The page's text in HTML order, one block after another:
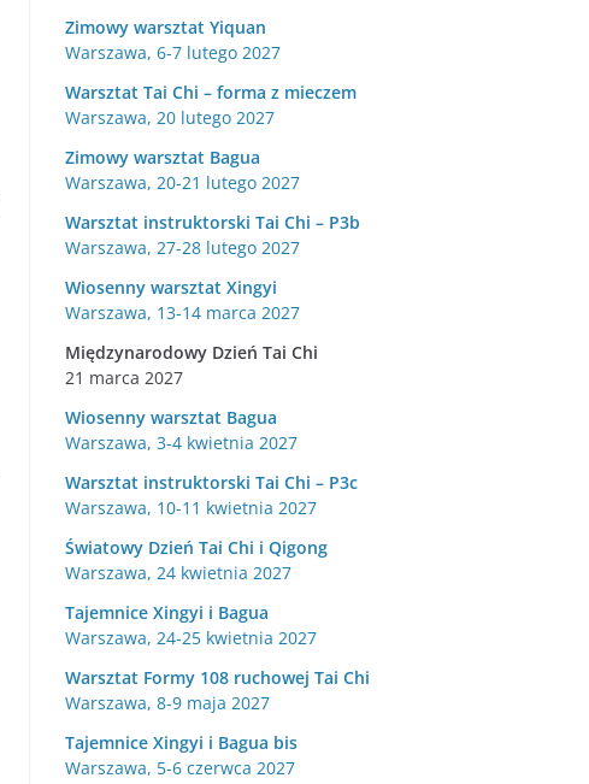
Zimowy warsztat Yiquan
Warszawa, 6-7 lutego 2027
Warsztat Tai Chi – forma z mieczem
Warszawa, 20 lutego 2027
Zimowy warsztat Bagua
Warszawa, 20-21 lutego 2027
Warsztat instruktorski Tai Chi – P3b
Warszawa, 27-28 lutego 2027
Wiosenny warsztat Xingyi
Warszawa, 13-14 marca 2027
Międzynarodowy Dzień Tai Chi
21 marca 2027
Wiosenny warsztat Bagua
Warszawa, 3-4 kwietnia 2027
Warsztat instruktorski Tai Chi – P3c
Warszawa, 10-11 kwietnia 2027
Światowy Dzień Tai Chi i Qigong
Warszawa, 24 kwietnia 2027
Tajemnice Xingyi i Bagua
Warszawa, 24-25 kwietnia 2027
Warsztat Formy 108 ruchowej Tai Chi
Warszawa, 8-9 maja 2027
Tajemnice Xingyi i Bagua bis
Warszawa, 5-6 czerwca 2027